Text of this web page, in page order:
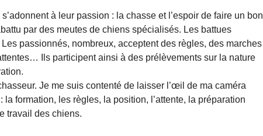
à leur passion : la chasse et l’espoir de faire un bon
par des meutes de chiens spécialisés. Les battues
passionnés, nombreux, acceptent des règles, des marches
Ils participent ainsi à des prélèvements sur la nature
Je me suis contenté de laisser l’œil de ma caméra
la formation, les règles, la position, l’attente, la préparation
travail des chiens.